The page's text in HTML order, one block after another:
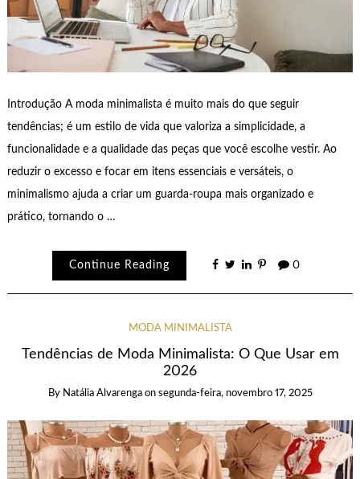
Introdução A moda minimalista é muito mais do que seguir
tendências; é um estilo de vida que valoriza a simplicidade, a
funcionalidade e a qualidade das peças que você escolhe vestir. Ao
reduzir o excesso e focar em itens essenciais e versáteis, o
minimalismo ajuda a criar um guarda-roupa mais organizado e
prático, tornando o …
Continue Reading 0
MODA MINIMALISTA
Tendências de Moda Minimalista: O Que Usar em
2026
By Natália Alvarenga on segunda-feira, novembro 17, 2025